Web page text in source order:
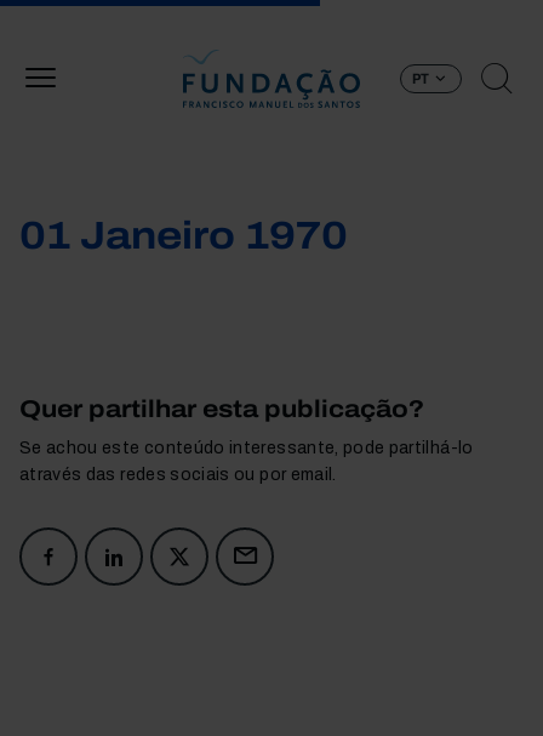
PT
01 Janeiro 1970
Quer partilhar esta publicação?
Se achou este conteúdo interessante, pode partilhá-lo
através das redes sociais ou por email.